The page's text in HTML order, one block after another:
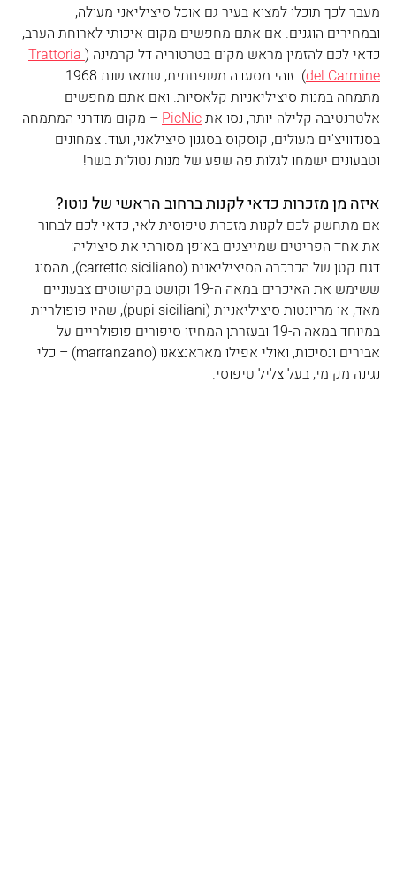
מעבר לכך תוכלו למצוא בעיר גם אוכל סיציליאני מעולה,
ובמחירים הוגנים. אם אתם מחפשים מקום איכותי לארוחת הערב,
כדאי לכם להזמין מראש מקום בטרטוריה דל קרמינה ( Trattoria
del Carmine
מתמחה במנות סיציליאניות קלאסיות. ואם אתם מחפשים
אלטרנטיבה קלילה יותר, נסו את PicNic – מקום מודרני המתמחה
בסנדוויצ'ים מעולים, קוסקוס בסגנון סיצילאני, ועוד. צמחונים
וטבעונים ישמחו לגלות פה שפע של מנות נטולות בשר!
איזה מן מזכרות כדאי לקנות ברחוב הראשי של נוטו?
אם מתחשק לכם לקנות מזכרת טיפוסית לאי, כדאי לכם לבחור
את אחד הפריטים שמייצגים באופן מסורתי את סיציליה:
דגם קטן של הכרכרה הסיציליאנית (carretto siciliano), מהסוג
ששימש את האיכרים במאה ה-19 וקושט בקישוטים צבעוניים
מאד, או מריונטות סיציליאניות (pupi siciliani), שהיו פופולריות
במיוחד במאה ה-19 ובעזרתן המחיזו סיפורים פופולריים על
אבירים ונסיכות, ואולי אפילו מאראנצאנו (marranzano) – כלי
נגינה מקומי, בעל צליל טיפוסי.